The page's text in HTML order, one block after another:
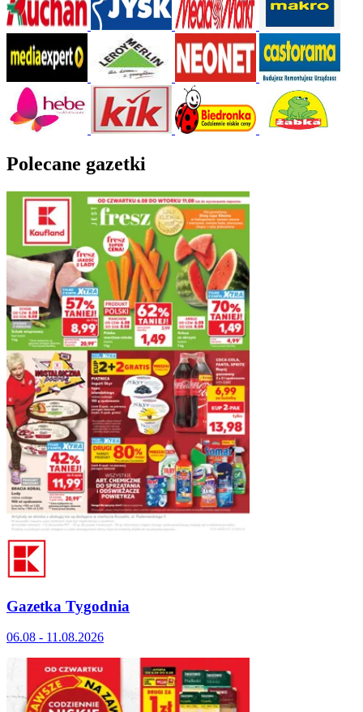
Polecane gazetki
Gazetka Tygodnia
06.08 - 11.08.2026